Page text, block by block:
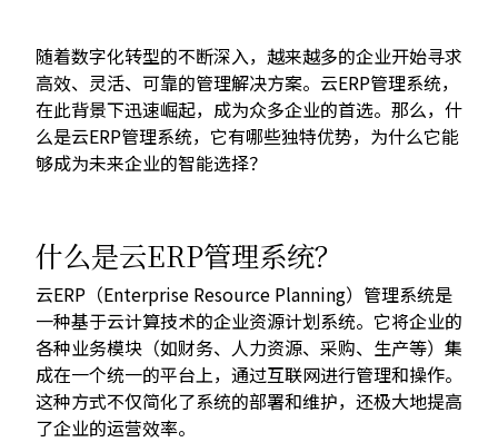
随着数字化转型的不断深入，越来越多的企业开始寻求
高效、灵活、可靠的管理解决方案。云ERP管理系统，
在此背景下迅速崛起，成为众多企业的首选。那么，什
么是云ERP管理系统，它有哪些独特优势，为什么它能
够成为未来企业的智能选择？
什么是云ERP管理系统？
云ERP（Enterprise Resource Planning）管理系统是
一种基于云计算技术的企业资源计划系统。它将企业的
各种业务模块（如财务、人力资源、采购、生产等）集
成在一个统一的平台上，通过互联网进行管理和操作。
这种方式不仅简化了系统的部署和维护，还极大地提高
了企业的运营效率。